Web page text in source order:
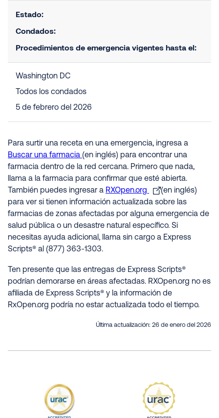
Estado:
Condados:
Procedimientos de emergencia vigentes hasta el:
Washington DC
Todos los condados
5 de febrero del 2026
Para surtir una receta en una emergencia, ingresa a
Buscar una farmacia (en inglés) para encontrar una
farmacia dentro de la red cercana. Primero que nada,
llama a la farmacia para confirmar que esté abierta.
También puedes ingresar a RXOpen.org
(en inglés)
para ver si tienen información actualizada sobre las
farmacias de zonas afectadas por alguna emergencia de
salud pública o un desastre natural específico. Si
necesitas ayuda adicional, llama sin cargo a Express
Scripts® al (877) 363-1303.
Ten presente que las entregas de Express Scripts®
podrían demorarse en áreas afectadas. RXOpen.org no es
afiliada de Express Scripts® y la información de
RxOpen.org podría no estar actualizada todo el tiempo.
Última actualización: 26 de enero del 2026